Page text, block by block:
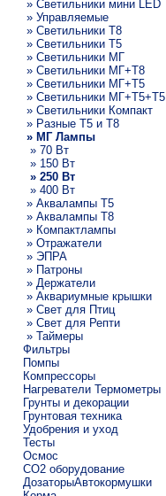
» Светильники мини LED
» Управляемые
» Светильники T8
» Светильники T5
» Светильники МГ
» Светильники МГ+T8
» Светильники МГ+T5
» Светильники МГ+T5+T5
» Светильники Компакт
» Разные T5 и T8
» МГ Лампы
» 70 Вт
» 150 Вт
» 250 Вт
» 400 Вт
» Аквалампы T5
» Аквалампы T8
» Компактлампы
» Отражатели
» ЭПРА
» Патроны
» Держатели
» Аквариумные крышки
» Свет для Птиц
» Свет для Репти
» Таймеры
Фильтры
Помпы
Компрессоры
Нагреватели Термометры
Грунты и декорации
Грунтовая техника
Удобрения и уход
Тесты
Осмос
CO2 оборудование
ДозаторыАвтокормушки